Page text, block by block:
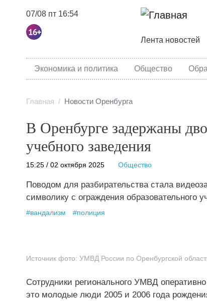
07/08 пт 16:54
Основная
Лента новостей
category menu
Экономика и политика Общество
Главная Новости Оренбурга
В Оренбурге задержаны
учебного заведения
15:25 / 02 октября 2025 Общество
Поводом для разбирательства стала
символику с ограждения образовательного
#вандализм #полиция
Источник фото: УМВД России по Оренбургской
Сотрудники регионального УМВД
это молодые люди 2005 и 2006 года